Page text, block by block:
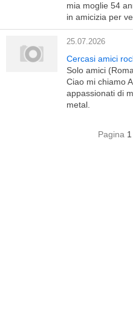
mia moglie 54
in amicizia per
25.07.2026
Cercasi amici
Solo amici
Ciao mi chiamo
appassionati di
metal.
Pagina 1